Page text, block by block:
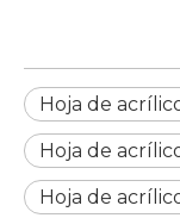
Hoja de
Hoja de
Hoja de